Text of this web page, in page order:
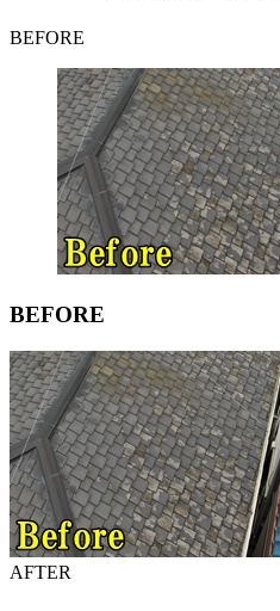
BEFORE
BEFORE
AFTER